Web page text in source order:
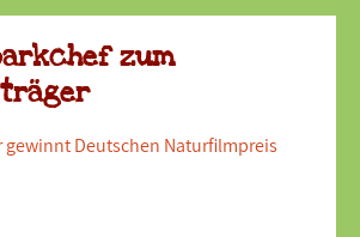
zum
gewinnt Deutschen Naturfilmpreis